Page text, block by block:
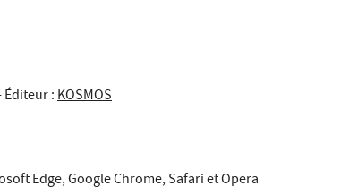
:KOSMOS
Edge, Google Chrome, Safari et Opera